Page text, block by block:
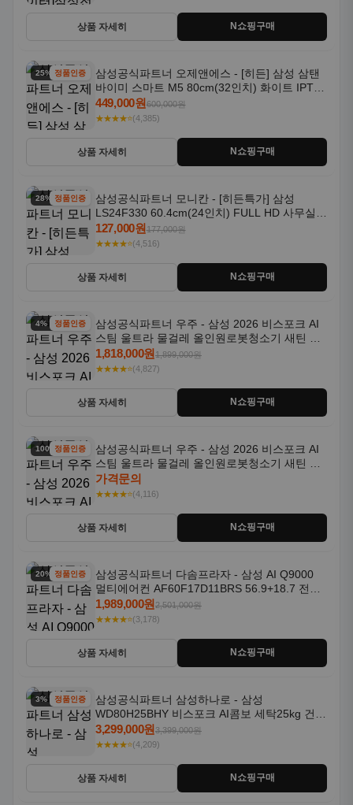
상품 자세히 N쇼핑구매
25% 할인정품인증
삼성공식파트너 오제앤에스 - [히든] 삼성 삼탠
바이미 스마트 M5 80cm(32인치) 화이트 IPTV
OTT 패키지
449,000원600,000원
★★★★⭐(4,385)
상품 자세히 N쇼핑구매
28% 할인정품인증
삼성공식파트너 모니칸 - [히든특가] 삼성
LS24F330 60.4cm(24인치) FULL HD 사무실/
컴퓨터 모니터
127,000원177,000원
★★★★⭐(4,516)
상품 자세히 N쇼핑구매
4% 할인정품인증
삼성공식파트너 우주 - 삼성 2026 비스포크 AI
스팀 울트라 물걸레 올인원로봇청소기 새틴 그
레이지 AAG
1,818,000원1,899,000원
★★★★⭐(4,827)
상품 자세히 N쇼핑구매
100% 할인
정품인증
삼성공식파트너 우주 - 삼성 2026 비스포크 AI
스팀 울트라 물걸레 올인원로봇청소기 새틴 차
콜 AAH
가격문의
★★★★⭐(4,116)
상품 자세히 N쇼핑구매
20% 할인정품인증
삼성공식파트너 다솜프라자 - 삼성 AI Q9000
멀티에어컨 AF60F17D11BRS 56.9+18.7 전국
기본설치포함
1,989,000원2,501,000원
★★★★⭐(3,178)
상품 자세히 N쇼핑구매
3% 할인정품인증
삼성공식파트너 삼성하나로 - 삼성
WD80H25BHY 비스포크 AI콤보 세탁25kg 건조
18kg 26년형 일체형 1등급
3,299,000원3,399,000원
★★★★⭐(4,209)
상품 자세히 N쇼핑구매